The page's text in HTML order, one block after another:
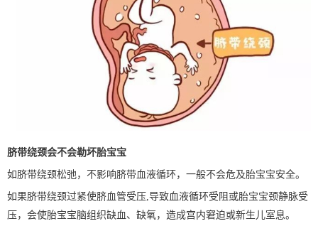
脐带绕颈会不会勒坏胎宝宝
如脐带绕颈松弛，不影响脐带血液循环，一般不会危及胎宝宝安全。
如果脐带绕颈过紧使脐血管受压,导致血液循环受阻或胎宝宝颈静脉受
压，会使胎宝宝脑组织缺血、缺氧，造成宫内窘迫或新生儿室息。